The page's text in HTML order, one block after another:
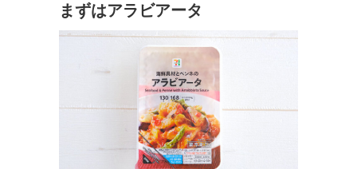
まずはアラビアータ